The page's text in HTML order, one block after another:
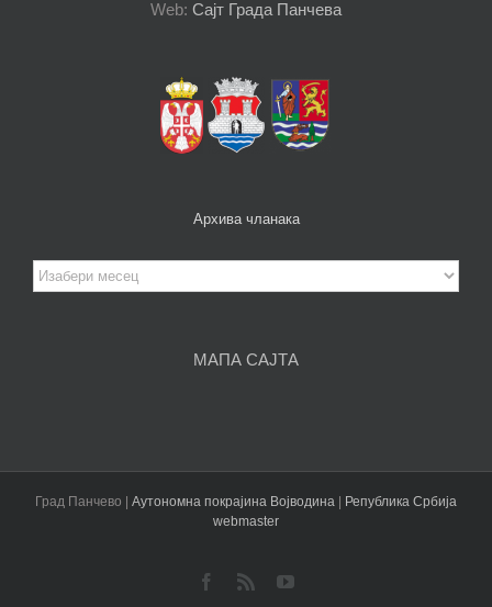
Web: Сајт Града Панчева
Архива чланака
Архива
чланака
МАПА САЈТА
Град Панчево | Аутономна покрајина Војводина | Република Србија
webmaster
Facebook
Rss YouTube